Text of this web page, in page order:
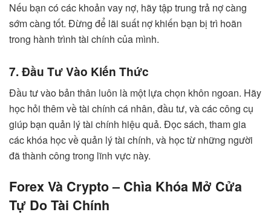
Nếu bạn có các khoản vay nợ, hãy tập trung trả nợ càng
sớm càng tốt. Đừng để lãi suất nợ khiến bạn bị trì hoãn
trong hành trình tài chính của mình.
7. Đầu Tư Vào Kiến Thức
Đầu tư vào bản thân luôn là một lựa chọn khôn ngoan. Hãy
học hỏi thêm về tài chính cá nhân, đầu tư, và các công cụ
giúp bạn quản lý tài chính hiệu quả. Đọc sách, tham gia
các khóa học về quản lý tài chính, và học từ những người
đã thành công trong lĩnh vực này.
Forex Và Crypto – Chìa Khóa Mở Cửa
Tự Do Tài Chính